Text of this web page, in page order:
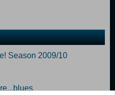
Season 2009/10